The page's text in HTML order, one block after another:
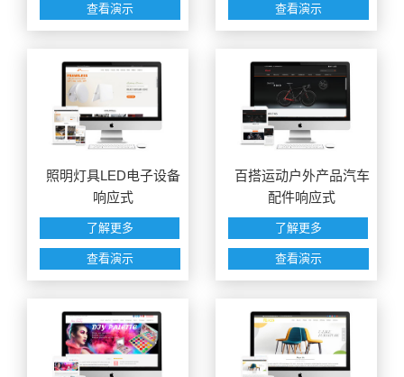
查看演示 查看演示
照明灯具LED电子设备
响应式
了解更多
查看演示
百搭运动户外产品汽车
配件响应式
了解更多
查看演示